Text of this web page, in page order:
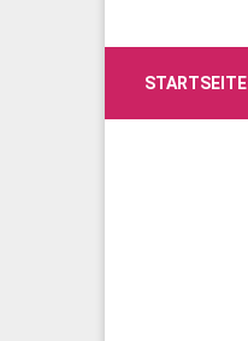
STARTSEITE